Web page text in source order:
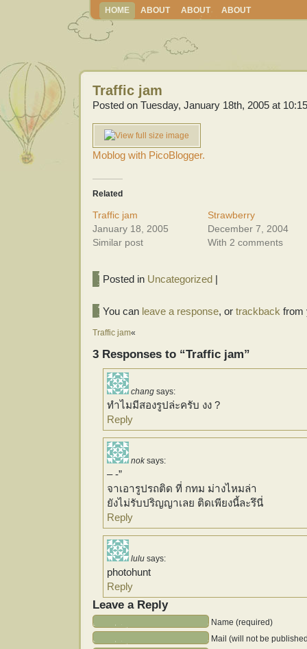
HOME ABOUT ABOUT ABOUT
Traffic jam
Posted on Tuesday, January 18th, 2005 at
Moblog with PicoBlogger.
Related
Traffic jam
January 18, 2005
Similar post
Strawberry
December 7, 2004
With 2 comments
Posted in Uncategorized |
You can leave a response, or trackback from
Traffic jam«
3 Responses to “Traffic jam”
chang says:
ทำไมมีสองรูปล่ะครับ งง ?
Reply
nok says:
– -”
จาเอารูปรถติด ที่ กทม ม่างไหมล่า
ยังไม่รับปริญญาเลย ติดเพียงนี้ละรึนี่
Reply
lulu says:
photohunt
Reply
Leave a Reply
Name (required)
Mail (will not be